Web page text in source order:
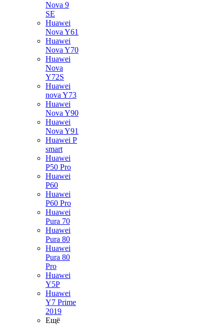
Nova 9
SE
Huawei
Nova Y61
Huawei
Nova Y70
Huawei
Nova
Y72S
Huawei
nova Y73
Huawei
Nova Y90
Huawei
Nova Y91
Huawei P
smart
Huawei
P50 Pro
Huawei
P60
Huawei
P60 Pro
Huawei
Pura 70
Huawei
Pura 80
Huawei
Pura 80
Pro
Huawei
Y5P
Huawei
Y7 Prime
2019
Ещё